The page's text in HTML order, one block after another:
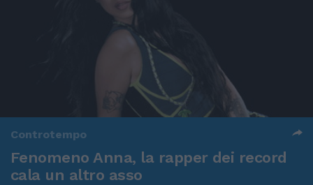
Controtempo
Fenomeno Anna, la rapper dei record
cala un altro asso